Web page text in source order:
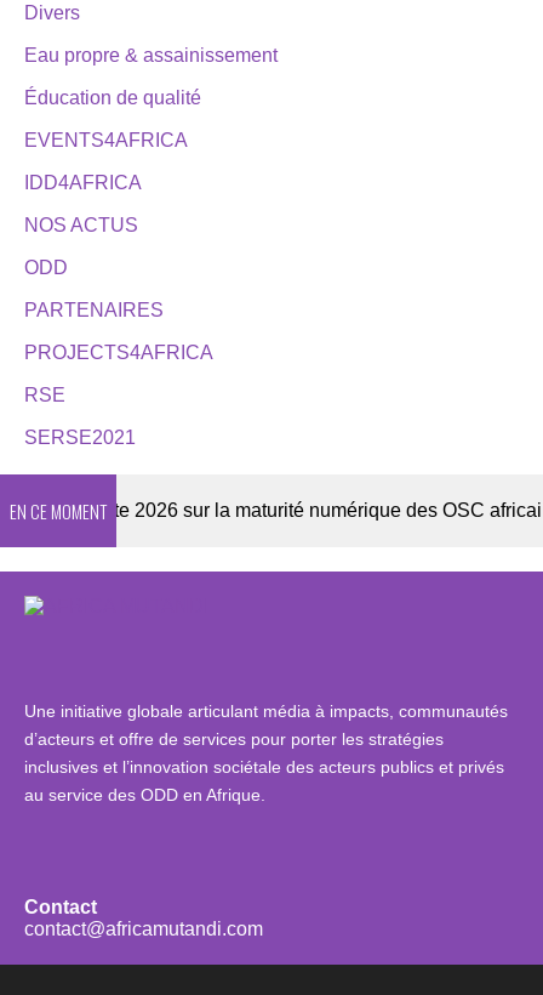
Divers
Eau propre & assainissement
Éducation de qualité
EVENTS4AFRICA
IDD4AFRICA
NOS ACTUS
ODD
PARTENAIRES
PROJECTS4AFRICA
RSE
SERSE2021
EN CE MOMENT
Enquête 2026 sur la maturité numérique des OSC africaines
Une initiative globale articulant média à impacts, communautés
d’acteurs et offre de services pour porter les stratégies
inclusives et l’innovation sociétale des acteurs publics et privés
au service des ODD en Afrique.
Contact
contact@africamutandi.com